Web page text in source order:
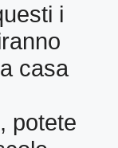
i
casa
potete